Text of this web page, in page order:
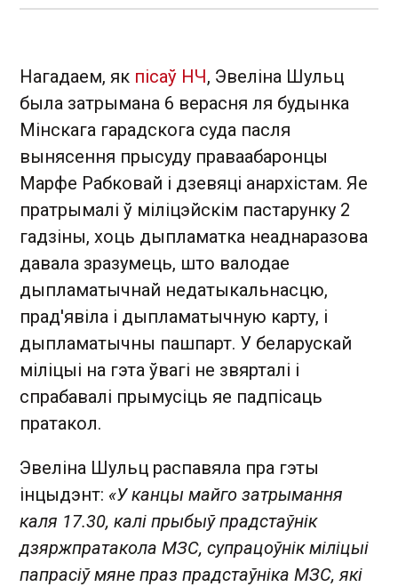
Нагадаем, як пісаў НЧ, Эвеліна Шульц
была затрымана 6 верасня ля будынка
Мінскага гарадскога суда пасля
вынясення прысуду праваабаронцы
Марфе Рабковай і дзевяці анархістам. Яе
пратрымалі ў міліцэйскім пастарунку 2
гадзіны, хоць дыпламатка неаднаразова
давала зразумець, што валодае
дыпламатычнай недатыкальнасцю,
прад'явіла і дыпламатычную карту, і
дыпламатычны пашпарт. У беларускай
міліцыі на гэта ўвагі не звярталі і
спрабавалі прымусіць яе падпісаць
пратакол.
Эвеліна Шульц распавяла пра гэты
інцыдэнт: «У канцы майго затрымання
каля 17.30, калі прыбыў прадстаўнік
дзяржпратакола МЗС, супрацоўнік міліцыі
папрасіў мяне праз прадстаўніка МЗС, які